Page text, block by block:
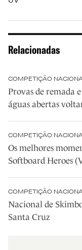
Relacionadas
COMPETIÇÃO
Provas de remada
águas abertas
COMPETIÇÃO
Os melhores
Softboard Heroes
COMPETIÇÃO
Nacional de
Santa Cruz